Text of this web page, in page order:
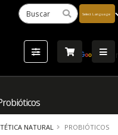
by
NATURAL PROBIÓTICOS